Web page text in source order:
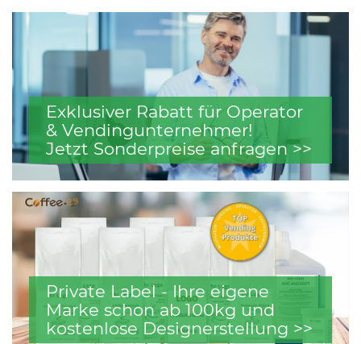
Exklusiver Rabatt für Operator
& Vendingunternehmer!
Jetzt Sonderpreise anfragen >>
Private Label - Ihre eigene
Marke schon ab 100kg und
kostenlose Designerstellung >>